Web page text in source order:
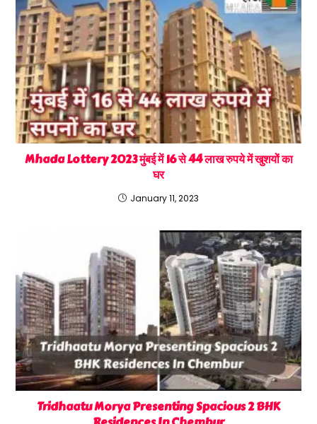
Mhada Lottery 2023 मुंबई में 16 से 44 लाख रुपये में खुशयों का
घर
January 11, 2023
Tridhaatu Morya Presenting Spacious 2 BHK